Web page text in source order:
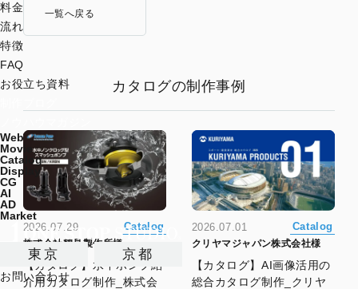
料金
流れ
特徴
FAQ
お役立ち資料
Web
Movie
Catalog
Display
CG
AI
AD
Market
東京 京都
お問い合わせ
一覧へ戻る
カタログの制作事例
2026.07.29 Catalog
株式会社鶴見製作所様
【カタログ】水中ポンプ紹
介用カタログ制作_株式会
2026.07.01 Catalog
クリヤマジャパン株式会社様
【カタログ】AI画像活用の
総合カタログ制作_クリヤ